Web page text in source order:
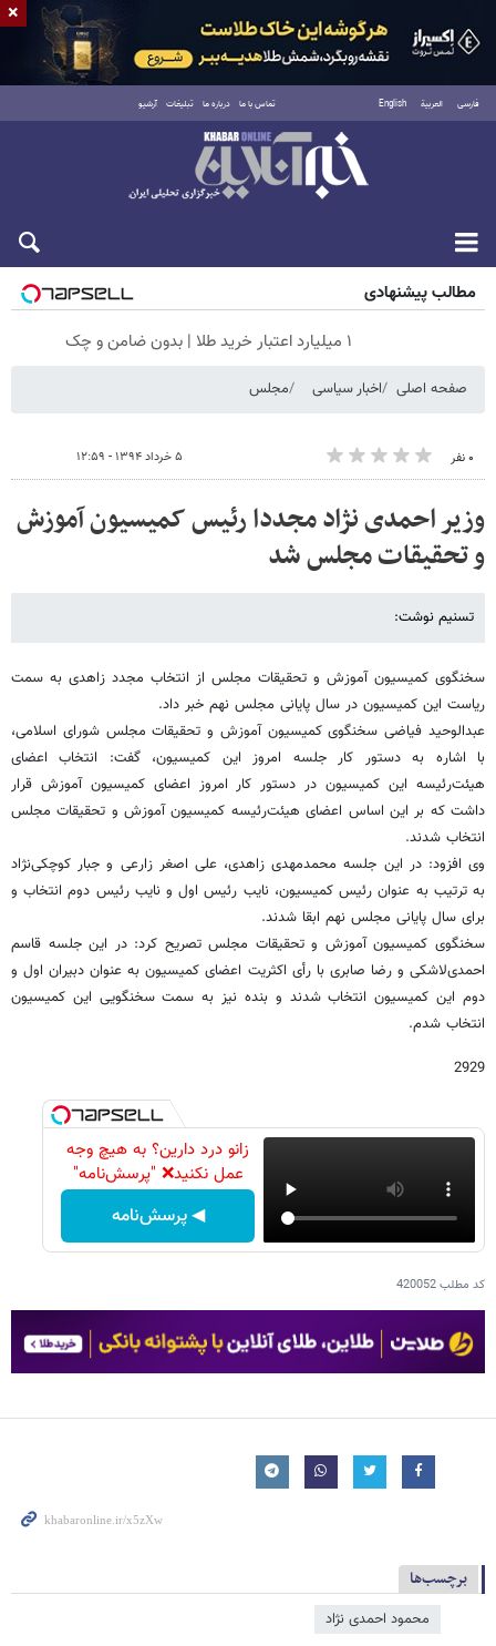
فارسی العربية English تماس با ما درباره ما تبلیغات آرشیو
شنبه ۱۷ مرداد ۱۴۰۵
مطالب پیشنهادی
۱ میلیارد اعتبار خرید طلا | بدون ضامن و چک
صفحه اصلی اخبار سیاسی مجلس
۰ نفر ۵ خرداد ۱۳۹۴ - ۱۲:۵۹
وزیر احمدی نژاد مجددا رئیس کمیسیون آموزش
و تحقیقات مجلس شد
تسنیم نوشت:
سخنگوی کمیسیون آموزش و تحقیقات مجلس از انتخاب مجدد زاهدی به سمت
ریاست این کمیسیون در سال پایانی مجلس نهم خبر داد.
عبدالوحید فیاضی سخنگوی کمیسیون آموزش و تحقیقات مجلس شورای اسلامی،
با اشاره به دستور کار جلسه امروز این کمیسیون، گفت: انتخاب اعضای
هیئت‌رئیسه این کمیسیون در دستور کار امروز اعضای کمیسیون آموزش قرار
داشت که بر این اساس اعضای هیئت‌رئیسه کمیسیون آموزش و تحقیقات مجلس
انتخاب شدند.
وی افزود: در این جلسه محمدمهدی زاهدی، علی اصغر زارعی و جبار کوچکی‌نژاد
به ترتیب به عنوان رئیس کمیسیون، نایب رئیس اول و نایب رئیس دوم انتخاب و
برای سال پایانی مجلس نهم ابقا شدند.
سخنگوی کمیسیون آموزش و تحقیقات مجلس تصریح کرد: در این جلسه قاسم
احمدی‌لاشکی و رضا صابری با رأی اکثریت اعضای کمیسیون به عنوان دبیران اول و
دوم این کمیسیون انتخاب شدند و بنده نیز به سمت سخنگویی این کمیسیون
انتخاب شدم.
2929
زانو درد دارین؟ به هیچ وجه
عمل نکنید❌ "پرسش‌نامه"
◀ پرسش‌نامه
کد مطلب420052
برچسب‌ها
محمود احمدی ‌نژاد
×